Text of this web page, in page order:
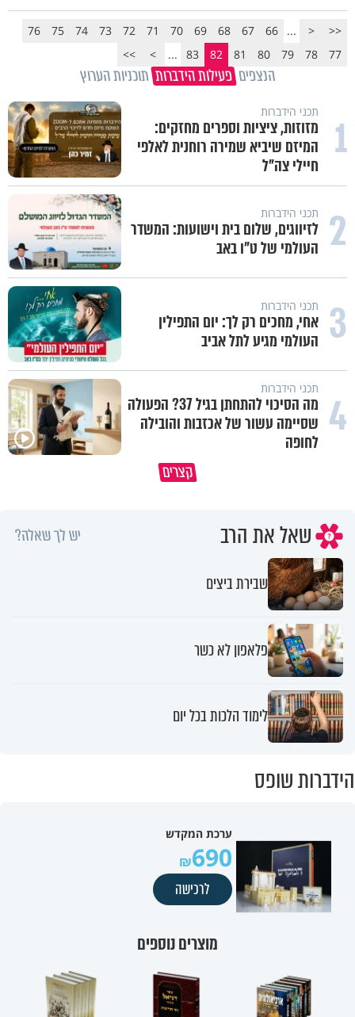
<<
<
...
66
67
68
69
70
71
72
73
74
75
76
77
78
79
80
81
82
83
...
>
>>
הנצפים פעילות הידברות תוכניות הערוץ
1 תכני הידברות
מזוזות, ציציות וספרים מחזקים:
המיזם שיביא שמירה רוחנית לאלפי
חיילי צה"ל
2 תכני הידברות
לזיווגים, שלום בית וישועות: המשדר
העולמי של ט"ו באב
3 תכני הידברות
אחי, מחכים רק לך: יום התפילין
העולמי מגיע לתל אביב
4 תכני הידברות
מה הסיכוי להתחתן בגיל 37? הפעולה
שסיימה עשור של אכזבות והובילה
לחופה
קצרים
שאל את הרב יש לך שאלה?
שבירת ביצים
פלאפון לא כשר
לימוד הלכות בכל יום
הידברות שופס
ערכת המקדש
690
לרכישה
מוצרים נוספים